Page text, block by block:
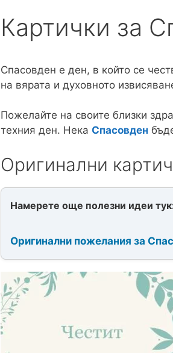
Картички за
Спасовден е ден, в който се
на вярата и духовното
Пожелайте на своите близки
техния ден. Нека Спасовден
Оригинални
Намерете още полезни идеи
Оригинални пожелания за